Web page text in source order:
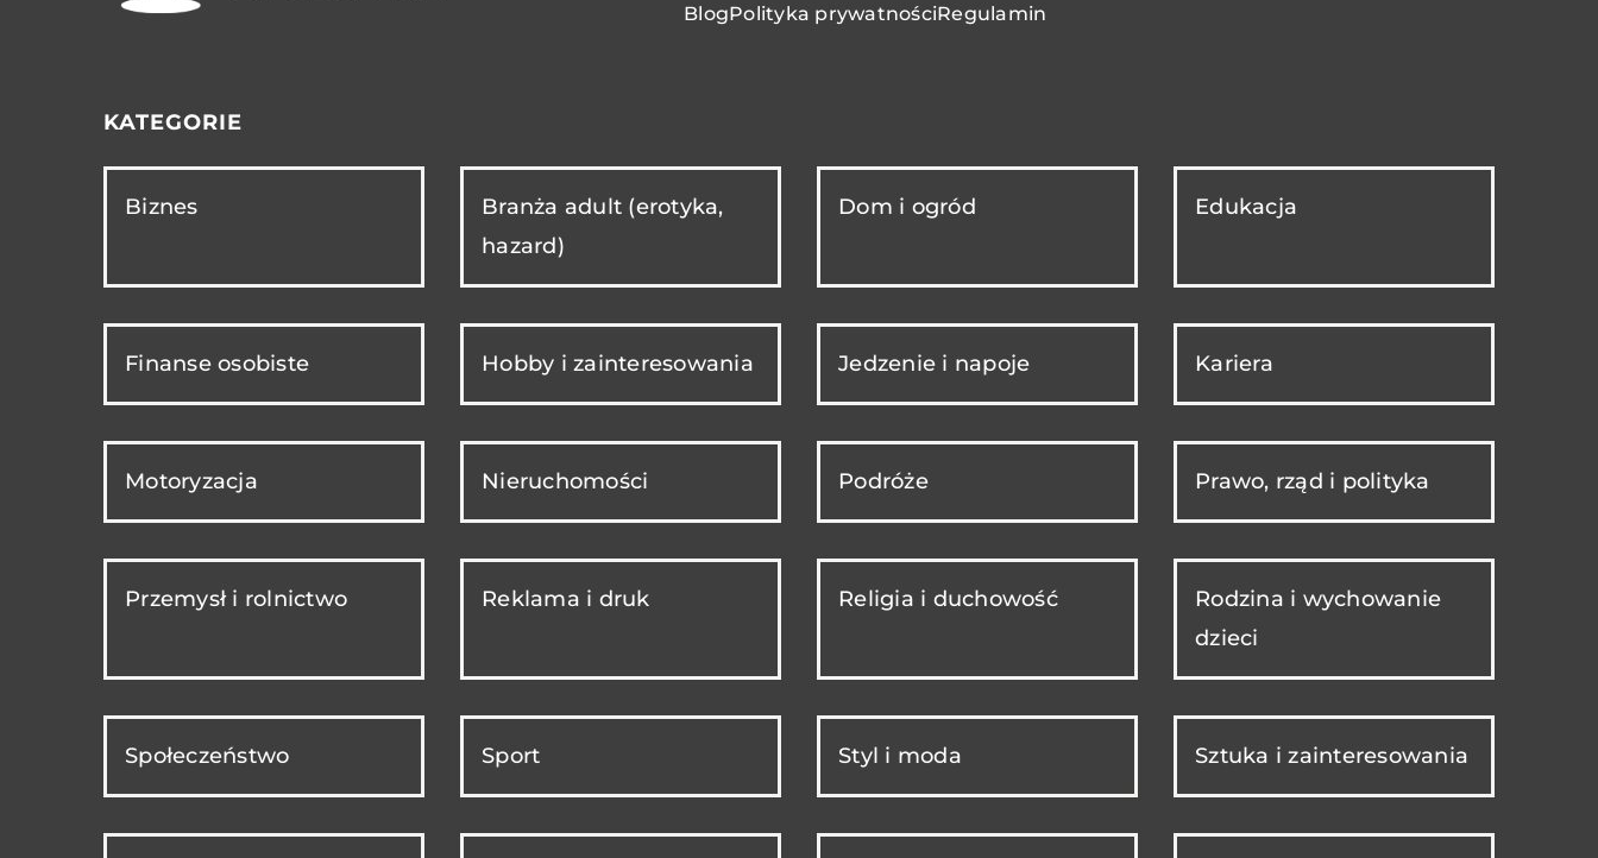
BlogPolityka prywatnościRegulamin
KATEGORIE
Biznes
Branża adult (erotyka,
hazard)
Dom i ogród Edukacja
Finanse osobiste Hobby i zainteresowania Jedzenie i napoje Kariera
Motoryzacja Nieruchomości Podróże Prawo, rząd i polityka
Przemysł i rolnictwo Reklama i druk Religia i duchowość
Rodzina i wychowanie
dzieci
Społeczeństwo Sport Styl i moda Sztuka i zainteresowania